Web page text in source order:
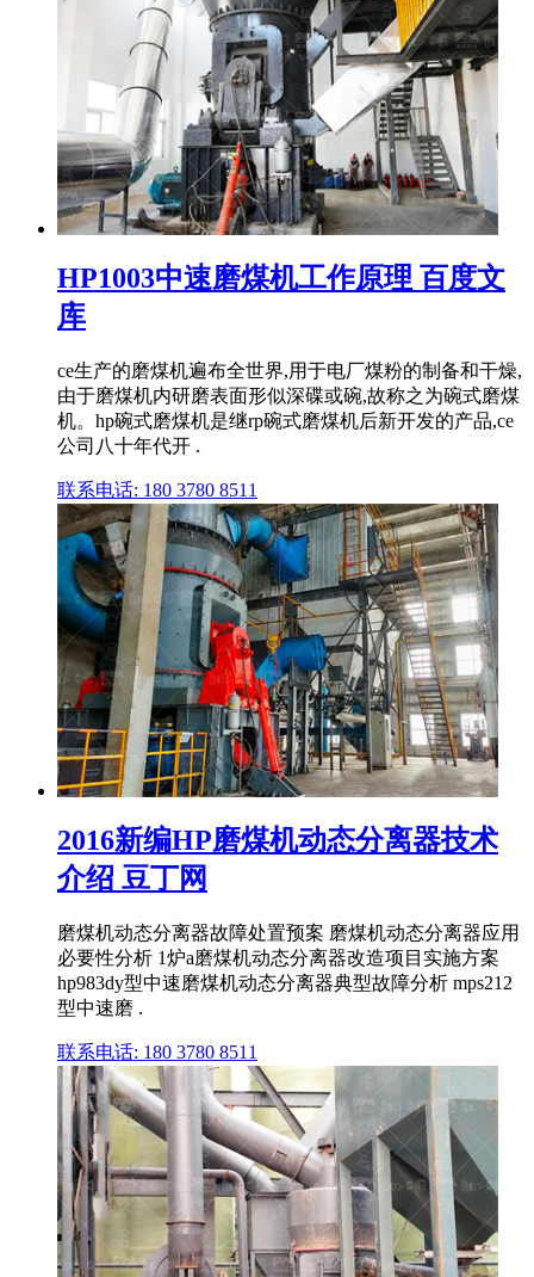
HP1003中速磨煤机工作原理 百度文
库
ce生产的磨煤机遍布全世界,用于电厂煤粉的制备和干燥,
由于磨煤机内研磨表面形似深碟或碗,故称之为碗式磨煤
机。hp碗式磨煤机是继rp碗式磨煤机后新开发的产品,ce
公司八十年代开 .
联系电话: 180 3780 8511
2016新编HP磨煤机动态分离器技术
介绍 豆丁网
磨煤机动态分离器故障处置预案 磨煤机动态分离器应用
必要性分析 1炉a磨煤机动态分离器改造项目实施方案
hp983dy型中速磨煤机动态分离器典型故障分析 mps212
型中速磨 .
联系电话: 180 3780 8511